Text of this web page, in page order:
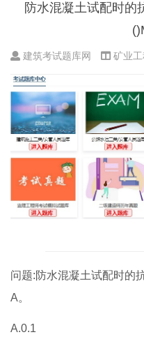
防水混凝土试配时的
建筑考试题库网 矿业
问题:防水混凝土试配时的
A。
A.0.1